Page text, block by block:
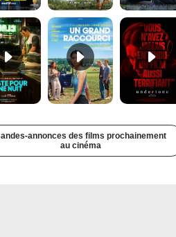
Juste pour une nuit Bande-annonce VO STFR Un grand raccourci Bande-annonce VF Undertone Bande-annonce VO STFR
annonces des films prochainement
au cinéma